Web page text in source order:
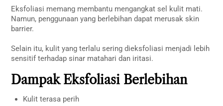
Eksfoliasi memang membantu mengangkat sel kulit mati.
Namun, penggunaan yang berlebihan dapat merusak skin
barrier.
Selain itu, kulit yang terlalu sering dieksfoliasi menjadi lebih
sensitif terhadap sinar matahari dan iritasi.
Dampak Eksfoliasi Berlebihan
Kulit terasa perih